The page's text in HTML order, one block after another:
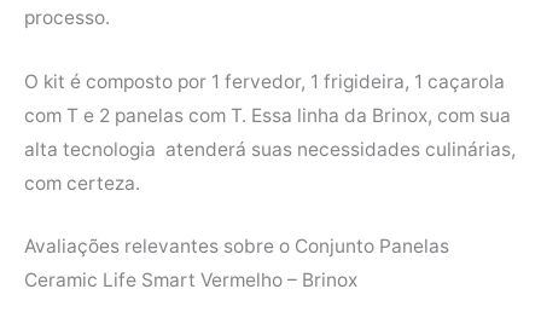
processo.
O kit é composto por 1 fervedor, 1 frigideira, 1 caçarola
com T e 2 panelas com T. Essa linha da Brinox, com sua
alta tecnologia atenderá suas necessidades culinárias,
com certeza.
Avaliações relevantes sobre o Conjunto Panelas
Ceramic Life Smart Vermelho – Brinox